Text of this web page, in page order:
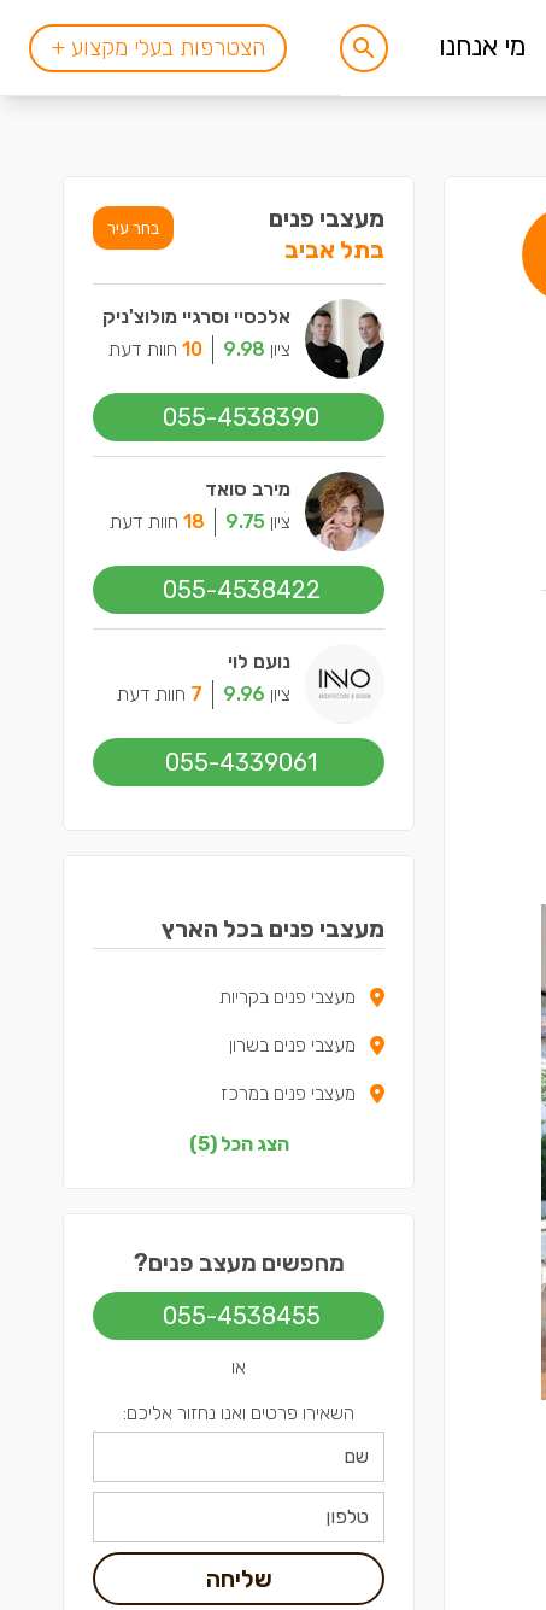
מי אנחנו הצטרפות בעלי מקצוע +
מעצבי פנים
בתל אביב
בחר עיר
אלכסיי וסרגיי מולוצ'ניק
ציון 9.98
10 חוות דעת
055-4538390
מירב סואד
ציון 9.75
18 חוות דעת
055-4538422
נועם לוי
ציון 9.96
7 חוות דעת
055-4339061
מעצבי פנים בכל הארץ
מעצבי פנים בקריות
מעצבי פנים בשרון
מעצבי פנים במרכז
מעצבי פנים בדרום
מעצבי פנים בשפלה
הצג הכל (5)
מחפשים מעצב פנים?
055-4538455
או
השאירו פרטים ואנו נחזור אליכם:
שליחה